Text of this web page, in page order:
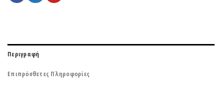
Περιγραφή
Επιπρόσθετες Πληροφορίες